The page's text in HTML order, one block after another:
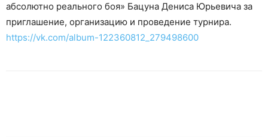
абсолютно реального боя» Бацуна Дениса Юрьевича за
приглашение, организацию и проведение турнира.
https://vk.com/album-122360812_279498600